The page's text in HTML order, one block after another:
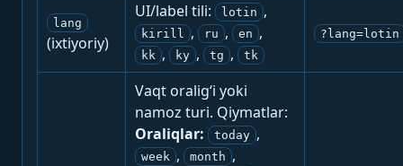
lang
(ixtiyoriy)
UI/label tili: lotin ,
kirill , ru , en ,
kk , ky , tg , tk
?lang=lotin
Vaqt oralig‘i yoki
namoz turi. Qiymatlar:
Oraliqlar:
today ,
week , month ,